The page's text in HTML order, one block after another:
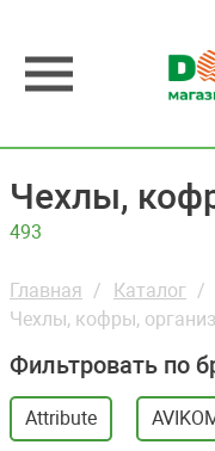
Чехлы,
493
Главная Каталог
Чехлы, кофры,
Фильтровать по
Attribute